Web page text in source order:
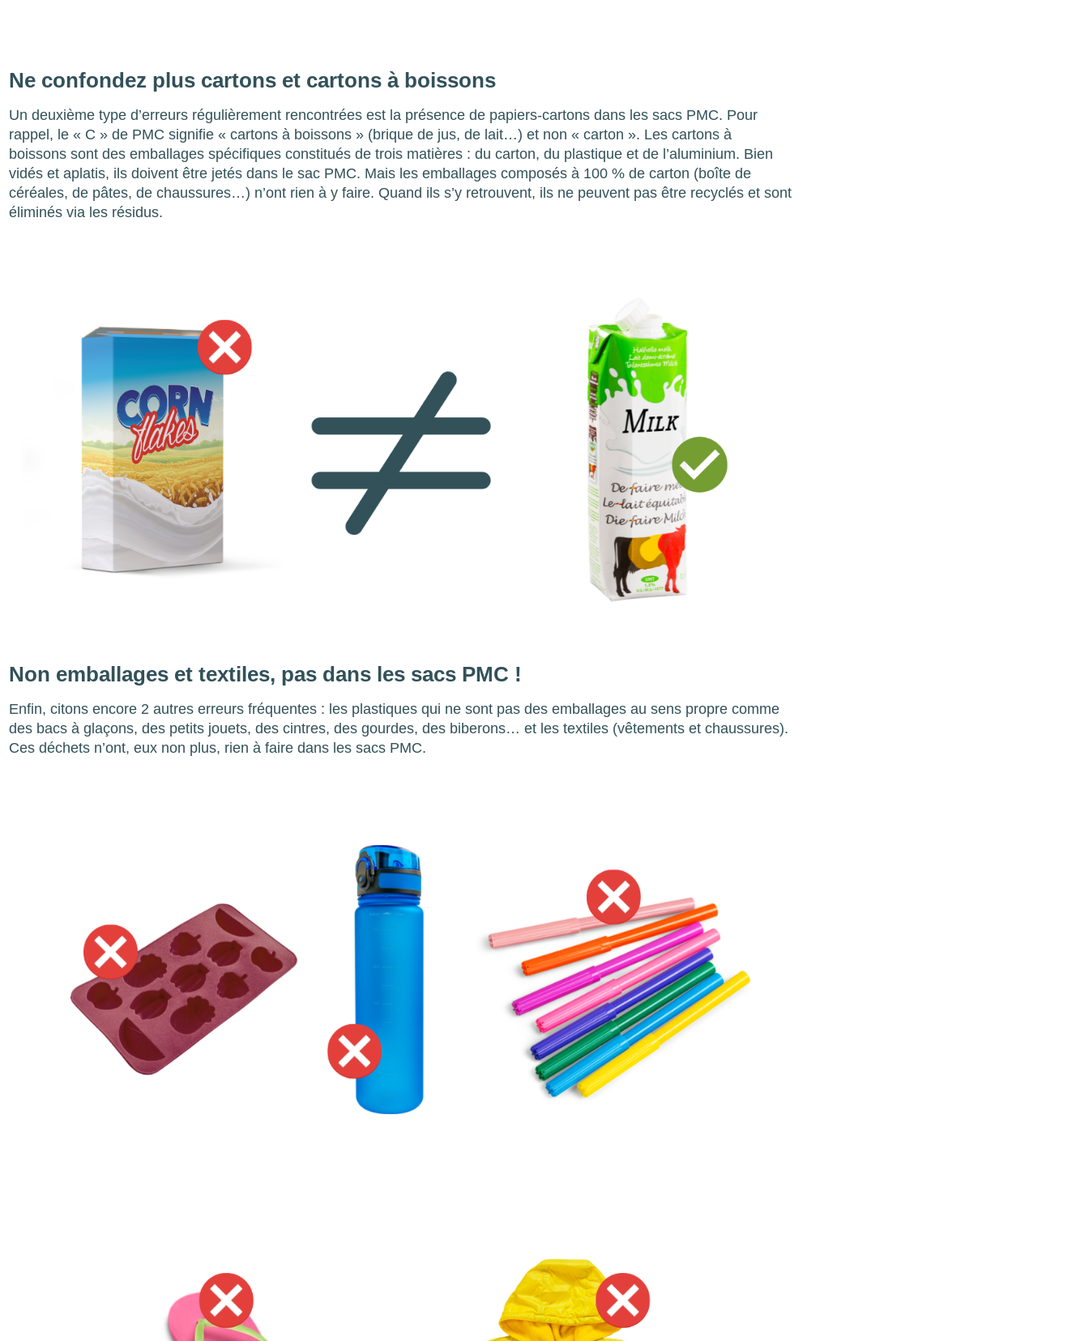
Ne confondez plus cartons et cartons à boissons
Un deuxième type d’erreurs régulièrement rencontrées est la présence de papiers-cartons dans les sacs PMC. Pour
rappel, le « C » de PMC signifie « cartons à boissons » (brique de jus, de lait…) et non « carton ». Les cartons à
boissons sont des emballages spécifiques constitués de trois matières : du carton, du plastique et de l’aluminium. Bien
vidés et aplatis, ils doivent être jetés dans le sac PMC. Mais les emballages composés à 100 % de carton (boîte de
céréales, de pâtes, de chaussures…) n’ont rien à y faire. Quand ils s’y retrouvent, ils ne peuvent pas être recyclés et sont
éliminés via les résidus.
Non emballages et textiles, pas dans les sacs PMC !
Enfin, citons encore 2 autres erreurs fréquentes : les plastiques qui ne sont pas des emballages au sens propre comme
des bacs à glaçons, des petits jouets, des cintres, des gourdes, des biberons… et les textiles (vêtements et chaussures).
Ces déchets n’ont, eux non plus, rien à faire dans les sacs PMC.